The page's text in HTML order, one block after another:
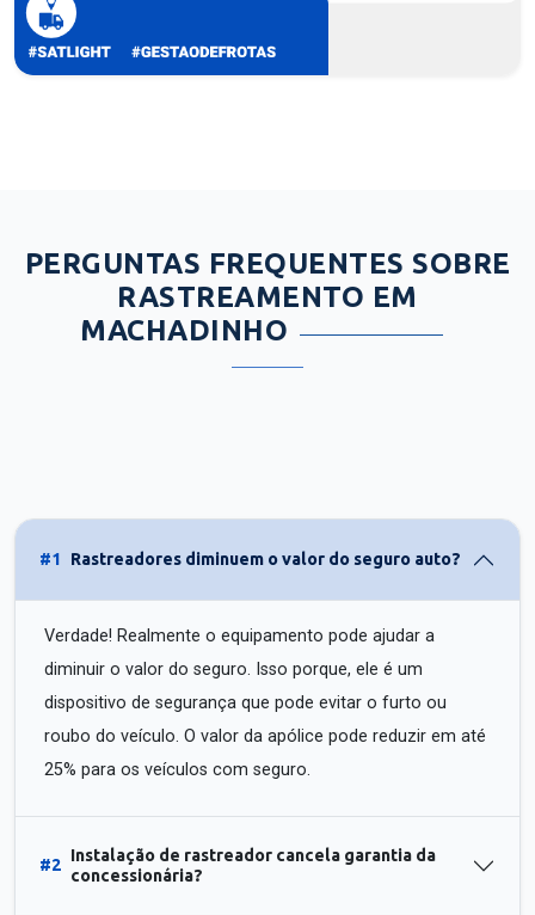
PERGUNTAS FREQUENTES SOBRE
RASTREAMENTO EM
MACHADINHO
#1 Rastreadores diminuem o valor do seguro auto?
Verdade! Realmente o equipamento pode ajudar a
diminuir o valor do seguro. Isso porque, ele é um
dispositivo de segurança que pode evitar o furto ou
roubo do veículo. O valor da apólice pode reduzir em até
25% para os veículos com seguro.
#2
Instalação de rastreador cancela garantia da
concessionária?